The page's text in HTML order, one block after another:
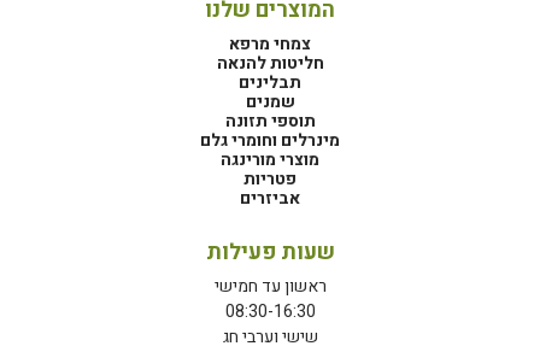
המוצרים שלנו
צמחי מרפא
חליטות להנאה
תבלינים
שמנים
תוספי תזונה
מינרלים וחומרי גלם
מוצרי מורינגה
פטריות
אביזרים
שעות פעילות
ראשון עד חמישי
08:30-16:30
שישי וערבי חג